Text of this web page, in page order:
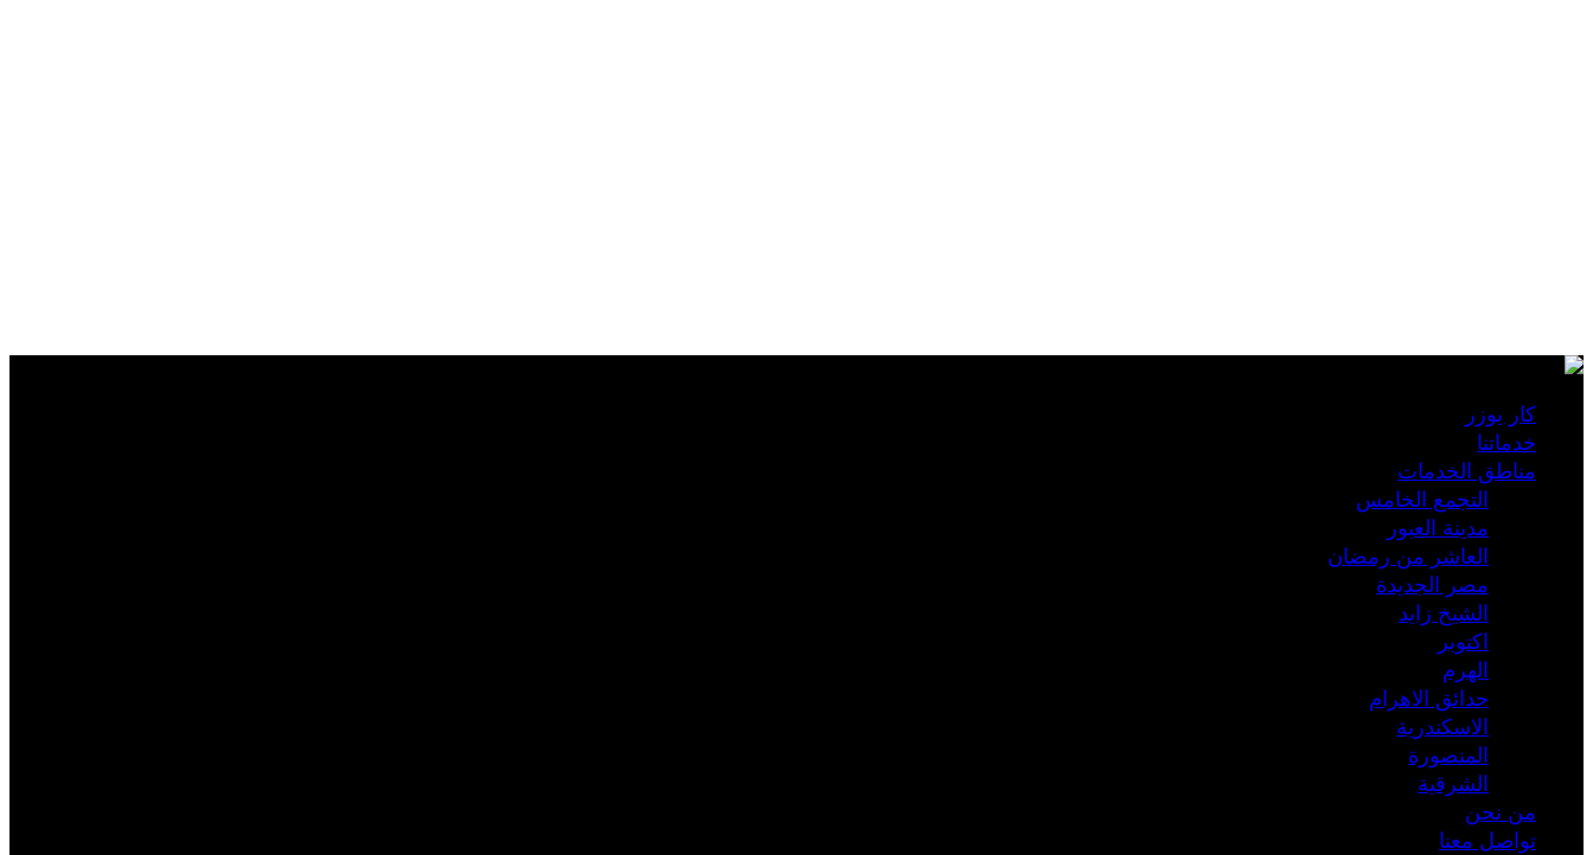
كار يوزر
خدماتنا
مناطق الخدمات
التجمع الخامس
مدينة العبور
العاشر من رمضان
مصر الجديدة
الشيخ زايد
اكتوبر
الهرم
حدائق الاهرام
الاسكندرية
المنصورة
الشرقية
من نحن
تواصل معنا